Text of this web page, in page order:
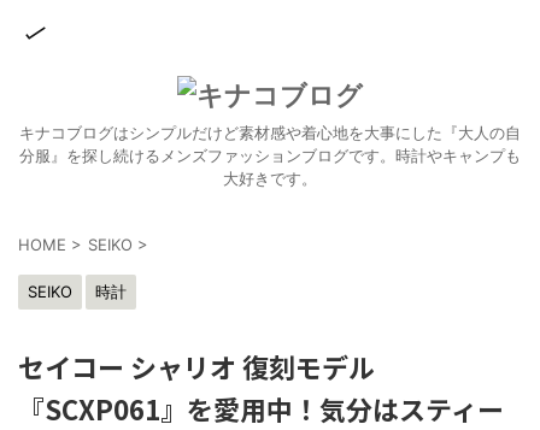
キナコブログはシンプルだけど素材感や着心地を大事にした『大人の自
分服』を探し続けるメンズファッションブログです。時計やキャンプも
大好きです。
HOME > SEIKO >
SEIKO 時計
セイコー シャリオ 復刻モデル
『SCXP061』を愛用中！気分はスティー